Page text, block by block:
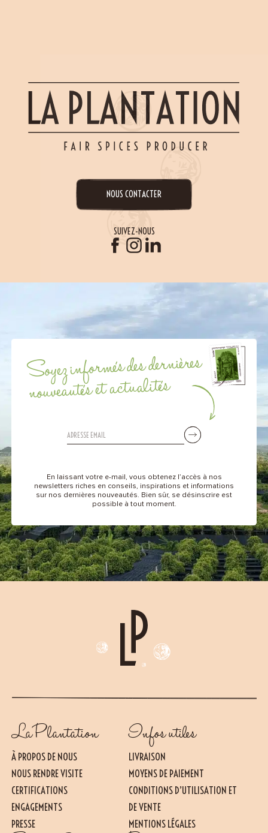
NOUS CONTACTER
SUIVEZ-NOUS
Soyez informés des dernières
nouveautés et actualités
En laissant votre e-mail, vous obtenez l’accès à nos
newsletters riches en conseils, inspirations et informations
sur nos dernières nouveautés. Bien sûr, se désinscrire est
possible à tout moment.
La Plantation
À PROPOS DE NOUS
NOUS RENDRE VISITE
CERTIFICATIONS
ENGAGEMENTS
PRESSE
Infos utiles
LIVRAISON
MOYENS DE PAIEMENT
CONDITIONS D’UTILISATION ET
DE VENTE
MENTIONS LÉGALES
Essentiel